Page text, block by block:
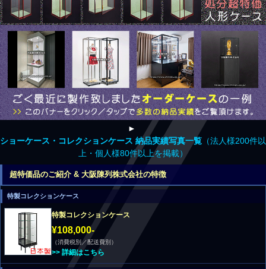
►
ショーケース・コレクションケース 納品実績写真一覧 （法人様200件以
上・個人様80件以上を掲載）
超特価品のご紹介 & 大阪陳列株式会社の特徴
特製コレクションケース
特製コレクションケース
¥108,000-
（消費税別／配送費別）
>> 詳細はこちら